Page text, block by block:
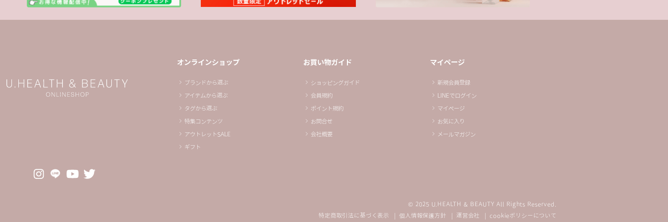
オンラインショップ
ブランドから選ぶ
アイテムから選ぶ
タグから選ぶ
特集コンテンツ
アウトレットSALE
ギフト
お買い物ガイド
ショッピングガイド
会員規約
ポイント規約
お問合せ
会社概要
マイページ
新規会員登録
LINEでログイン
マイページ
お気に入り
メールマガジン
© 2025 U.HEALTH & BEAUTY All Rights Reserved.
特定商取引法に基づく表示
個人情報保護方針 運営会社 cookieポリシーについて